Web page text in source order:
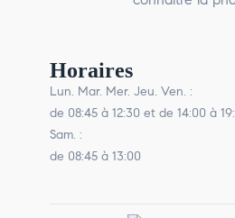
Horaires
Lun. Mar. Mer. Jeu. Ven. :
de 08:45 à 12:30 et de 14:00 à
Sam. :
de 08:45 à 13:00